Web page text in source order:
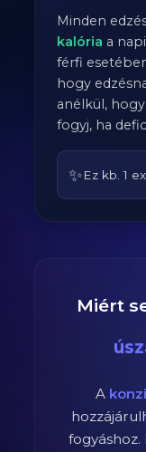
Minden
kalória a
férfi
hogy
anélkül,
fogyj, ha
✨Ez kb. 1
Miért
A